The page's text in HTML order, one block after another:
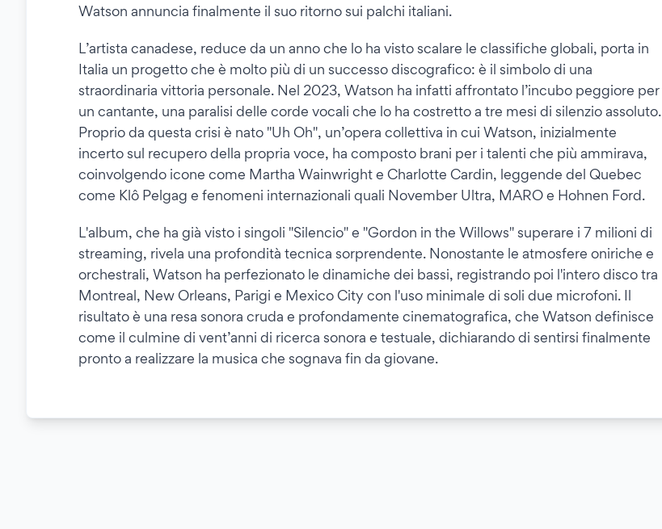
Watson annuncia finalmente il suo ritorno sui palchi italiani.
L’artista canadese, reduce da un anno che lo ha visto scalare le classifiche globali, porta in
Italia un progetto che è molto più di un successo discografico: è il simbolo di una
straordinaria vittoria personale. Nel 2023, Watson ha infatti affrontato l’incubo peggiore per
un cantante, una paralisi delle corde vocali che lo ha costretto a tre mesi di silenzio assoluto.
Proprio da questa crisi è nato "Uh Oh", un’opera collettiva in cui Watson, inizialmente
incerto sul recupero della propria voce, ha composto brani per i talenti che più ammirava,
coinvolgendo icone come Martha Wainwright e Charlotte Cardin, leggende del Quebec
come Klô Pelgag e fenomeni internazionali quali November Ultra, MARO e Hohnen Ford.
L'album, che ha già visto i singoli "Silencio" e "Gordon in the Willows" superare i 7 milioni di
streaming, rivela una profondità tecnica sorprendente. Nonostante le atmosfere oniriche e
orchestrali, Watson ha perfezionato le dinamiche dei bassi, registrando poi l'intero disco tra
Montreal, New Orleans, Parigi e Mexico City con l'uso minimale di soli due microfoni. Il
risultato è una resa sonora cruda e profondamente cinematografica, che Watson definisce
come il culmine di vent’anni di ricerca sonora e testuale, dichiarando di sentirsi finalmente
pronto a realizzare la musica che sognava fin da giovane.